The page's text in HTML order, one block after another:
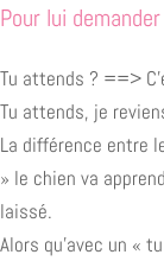
Pour lui
Tu attends ? ==>
Tu attends, je
La différence entre
» le chien va
laissé.
Alors qu’avec un «